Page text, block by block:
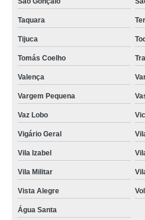
Taquara
Tijuca
Tomás Coelho
Valença
Vargem Pequena
Vaz Lobo
Vigário Geral
Vila Izabel
Vila Militar
Vista Alegre
Água Santa